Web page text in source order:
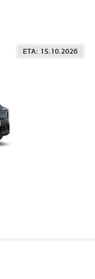
ETA: 15.10.2026